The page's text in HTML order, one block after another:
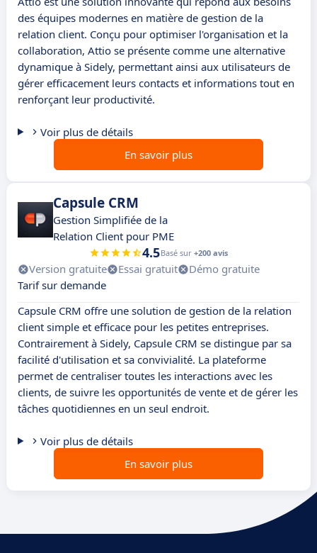
des équipes modernes en matière de gestion de la
relation client. Conçu pour optimiser l'organisation et la
collaboration, Attio se présente comme une alternative
dynamique à Sidely, permettant ainsi aux utilisateurs de
gérer efficacement leurs contacts et informations tout en
renforçant leur productivité.
Voir plus de détails
En savoir plus
Capsule CRM
Gestion Simplifiée de la
Relation Client pour PME
4.5Basé sur +200 avis
Version gratuite Essai gratuit
Démo gratuite
Tarif sur demande
Capsule CRM offre une solution de gestion de la relation
client simple et efficace pour les petites entreprises.
Contrairement à Sidely, Capsule CRM se distingue par sa
facilité d'utilisation et sa convivialité. La plateforme
permet de centraliser toutes les interactions avec les
clients, de suivre les opportunités de vente et de gérer les
tâches quotidiennes en un seul endroit.
Voir plus de détails
En savoir plus